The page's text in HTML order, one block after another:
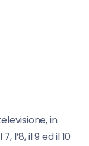
in
l’8, il 9 ed il 10